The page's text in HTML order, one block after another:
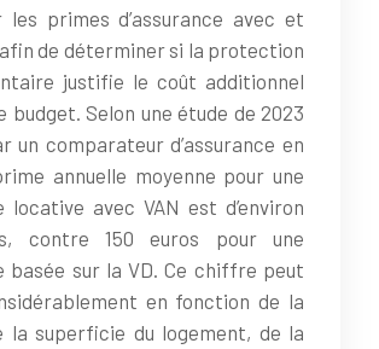
les primes d’assurance avec et
afin de déterminer si la protection
justifie le coût additionnel
budget. Selon une étude de 2023
un comparateur d’assurance en
annuelle moyenne pour une
locative avec VAN est d’environ
contre 150 euros pour une
basée sur la VD. Ce chiffre peut
en fonction de la
la superficie du logement, de la